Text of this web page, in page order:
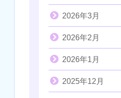
2026年3月
2026年2月
2026年1月
2025年12月